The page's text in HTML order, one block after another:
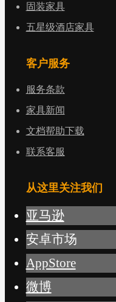
固装家具
五星级酒店家具
客户服务
服务条款
家具新闻
文档帮助下载
联系客服
从这里关注我们
亚马逊
安卓市场
AppStore
微博